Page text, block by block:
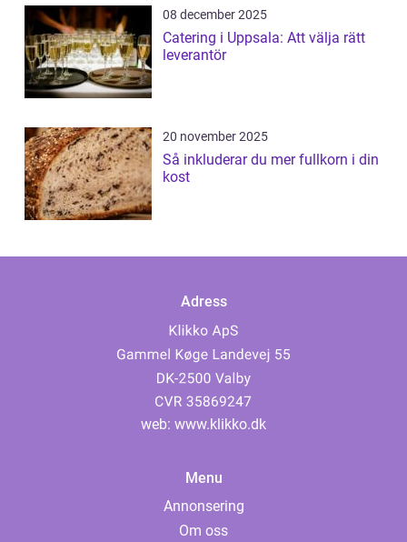
08 december 2025
Catering i Uppsala: Att välja rätt
leverantör
20 november 2025
Så inkluderar du mer fullkorn i din
kost
Adress
web: www.klikko.dk
Menu
Annonsering
Om oss